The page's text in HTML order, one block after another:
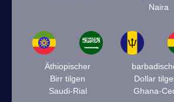
Naira
Äthiopischer
Birr tilgen
Saudi-Rial
Dollar
Ghana-